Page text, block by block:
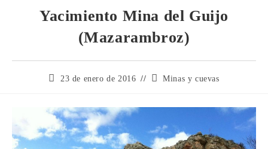
Yacimiento Mina del Guijo
(Mazarambroz)
23 de enero de 2016 Minas y cuevas